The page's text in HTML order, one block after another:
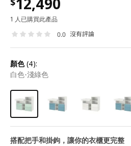
1 人已購買此產品
0.0 沒有評論
顏色(4):
白色-淺綠色
搭配把手和掛鉤，讓你的衣櫃更完整